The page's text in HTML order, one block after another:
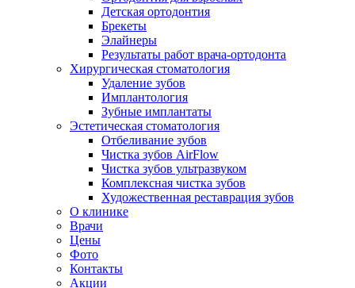
Детская ортодонтия
Брекеты
Элайнеры
Результаты работ врача-ортодонта
Хирургическая стоматология
Удаление зубов
Имплантология
Зубные имплантаты
Эстетическая стоматология
Отбеливание зубов
Чистка зубов AirFlow
Чистка зубов ультразвуком
Комплексная чистка зубов
Художественная реставрация зубов
О клинике
Врачи
Цены
Фото
Контакты
Акции